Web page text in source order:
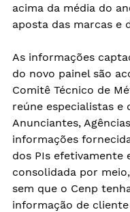
acima da média do
aposta das marcas e
As informações
do novo painel são
Comitê Técnico de
reúne especialistas e
Anunciantes,
informações
dos PIs efetivamente
consolidada por
sem que o Cenp
informação de